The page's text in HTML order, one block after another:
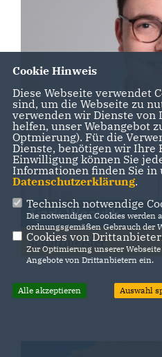
Tjark Waculik
Schatzmeister
Cookie Hinweis
Diese Webseite verwendet
sind, um die Webseite zu
verwenden wir Dienste
helfen, unser Webangebot
Optmierung). Für die
Dienste, benötigen wir Ihre
Einwilligung können Sie
Informationen finden Sie in
Datenschutzerklärung.
Technisch notwendige
Die notwendigen Cookies werden
ordnungsgemäßen Gebrauch der
Cookies von
Zur Optimierung unserer
Angebote von Drittanbietern ein.
Alle akzeptieren Auswahl